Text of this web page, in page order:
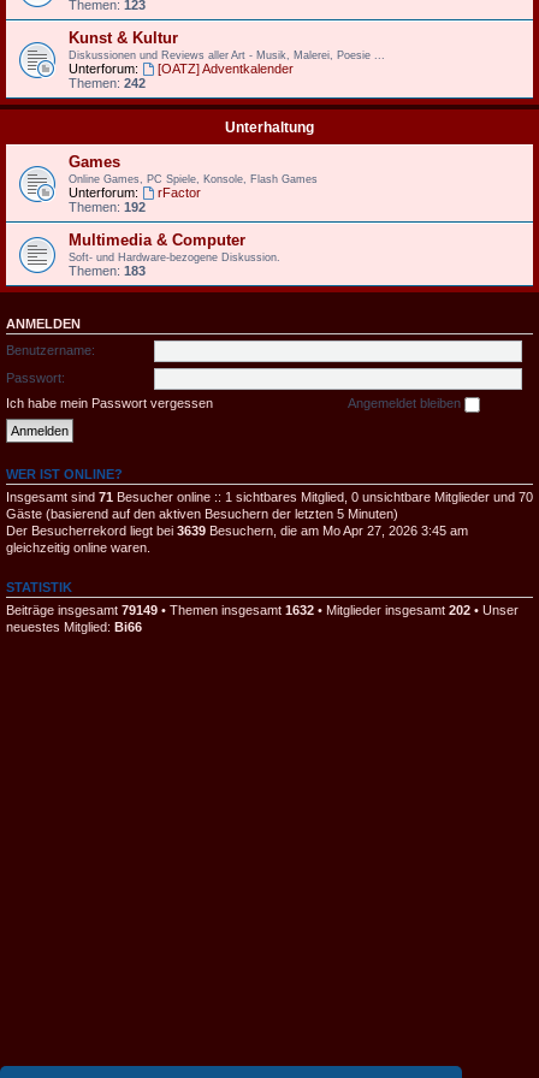
Themen: 123
Kunst & Kultur
Diskussionen und Reviews aller Art - Musik, Malerei, Poesie ...
Unterforum:
[OATZ] Adventkalender
Themen: 242
Unterhaltung
Games
Online Games, PC Spiele, Konsole, Flash Games
Unterforum:
rFactor
Themen: 192
Multimedia & Computer
Soft- und Hardware-bezogene Diskussion.
Themen: 183
ANMELDEN
Benutzername:
Passwort:
Ich habe mein Passwort vergessen
Angemeldet bleiben
WER IST ONLINE?
Insgesamt sind 71 Besucher online :: 1 sichtbares Mitglied, 0 unsichtbare Mitglieder und 70
Gäste (basierend auf den aktiven Besuchern der letzten 5 Minuten)
Der Besucherrekord liegt bei 3639 Besuchern, die am Mo Apr 27, 2026 3:45 am
gleichzeitig online waren.
STATISTIK
Beiträge insgesamt 79149 • Themen insgesamt 1632 • Mitglieder insgesamt 202 • Unser
neuestes Mitglied: Bi66